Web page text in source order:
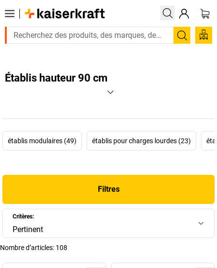
Établis hauteur 90 cm
établis modulaires (49) établis pour charges lourdes (23)
Filtres
Critères:
Pertinent
Nombre d’articles: 108